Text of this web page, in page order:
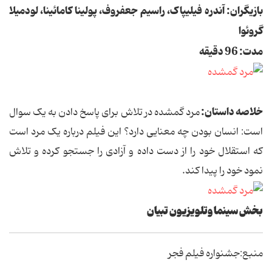
بازیگران: آندره فیلیپاک، راسیم جعفروف، پولینا کامائینا، لودمیلا
گروئوا
مدت: 96 دقیقه
خلاصه داستان:مرد گمشده در تلاش برای پاسخ دادن به یک سوال
است: انسان بودن چه معنایی دارد؟ این فیلم درباره یک مرد است
که استقلال خود را از دست داده و آزادی را جستجو کرده و تلاش
نمود خود را پیدا کند.
بخش سینما وتلویزیون تبیان
منبع:جشنواره فیلم فجر